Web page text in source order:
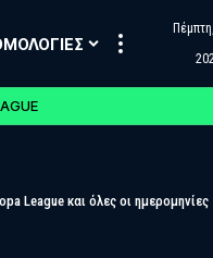
League και όλες οι ημερομηνίες